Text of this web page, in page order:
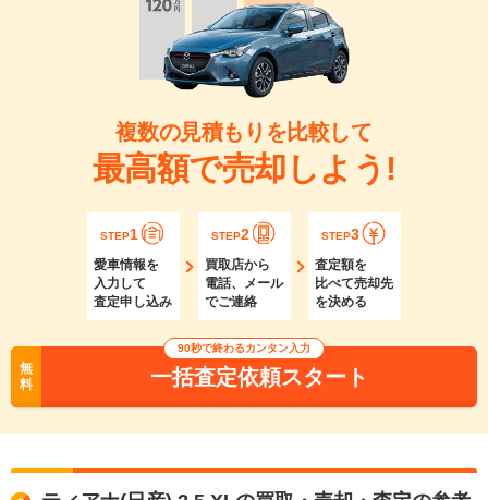
複数の見積もりを比較して
最高額で売却しよう!
STEP1
愛車情報を
入力して
査定申し込み
STEP2
買取店から
電話、メール
でご連絡
STEP3
査定額を
比べて売却先
を決める
無
料
90秒で終わるカンタン入力
一括査定依頼スタート